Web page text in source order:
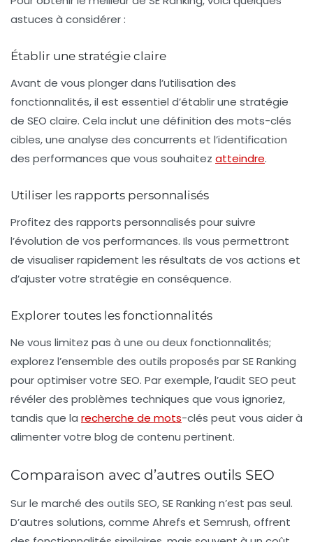
astuces à considérer :
Établir une stratégie claire
Avant de vous plonger dans l’utilisation des
fonctionnalités, il est essentiel d’établir une stratégie
de SEO claire. Cela inclut une définition des mots-clés
cibles, une analyse des concurrents et l’identification
des performances que vous souhaitez atteindre.
Utiliser les rapports personnalisés
Profitez des rapports personnalisés pour suivre
l’évolution de vos performances. Ils vous permettront
de visualiser rapidement les résultats de vos actions et
d’ajuster votre stratégie en conséquence.
Explorer toutes les fonctionnalités
Ne vous limitez pas à une ou deux fonctionnalités;
explorez l’ensemble des outils proposés par SE Ranking
pouroptimiser votre SEO. Par exemple, l’audit SEO peut
révéler des problèmes techniques que vous ignoriez,
tandis que la recherche de mots-clés peut vous aider à
alimenter votre blog de contenu pertinent.
Comparaison avec d’autres outils SEO
Sur le marché des outils SEO, SE Ranking n’est pas seul.
D’autres solutions, comme Ahrefs et Semrush, offrent